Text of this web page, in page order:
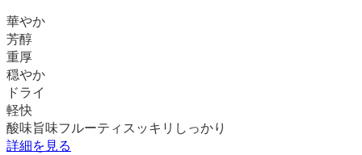
華やか
芳醇
重厚
穏やか
ドライ
軽快
酸味旨味フルーティ スッキリ しっかり
詳細を見る